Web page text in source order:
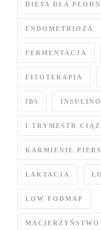
DIETA DLA
ENDOMETRIOZA
FERMENTACJA
FITOTERAPIA
IBS
I TRYMESTR
KARMIENIE
LAKTACJA
LOW FODMAP
MACIERZYŃSTWO